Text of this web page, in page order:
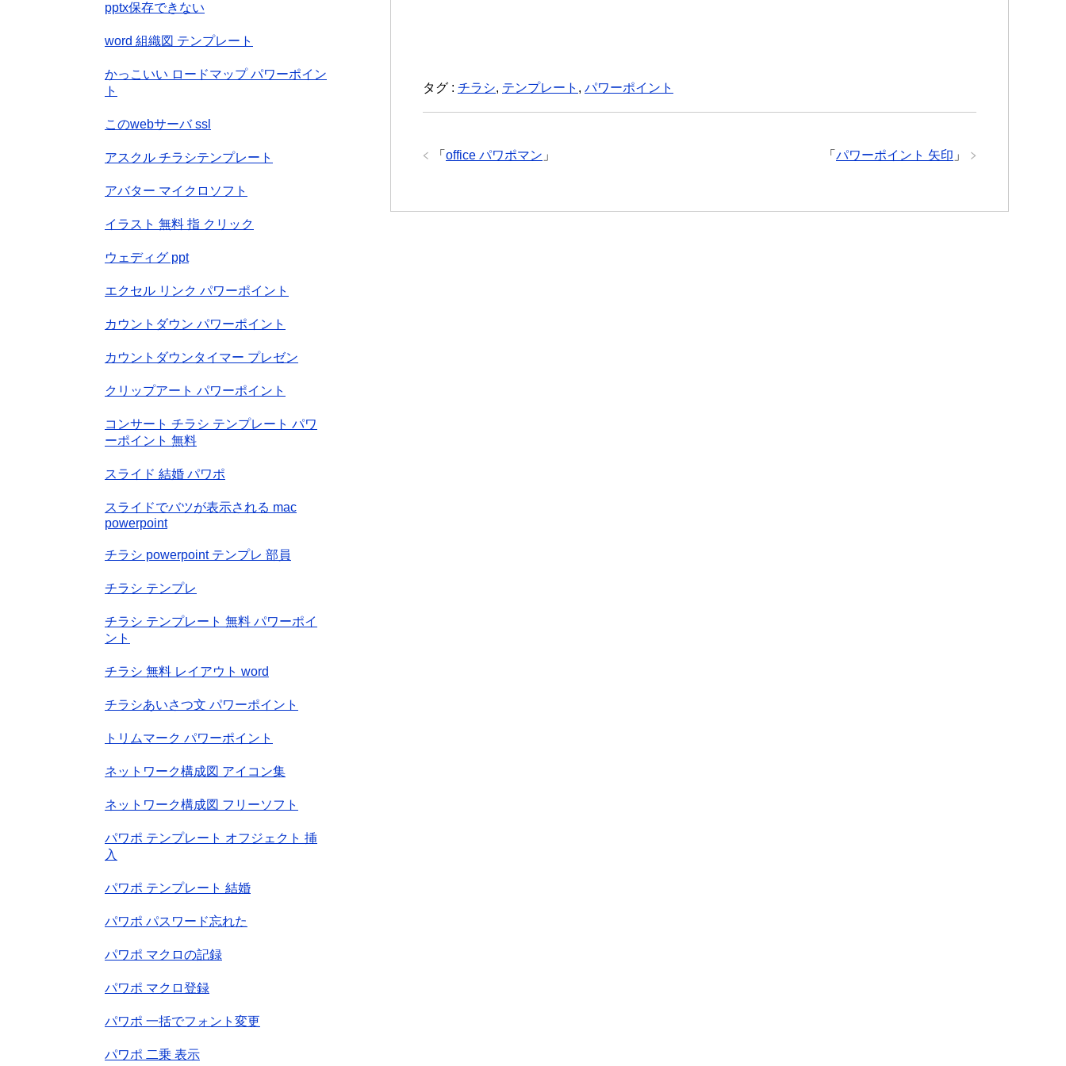
タグ : チラシ, テンプレート , パワーポイント
「 パワーポイント 矢印 」
「 office パワポマン 」
pptx保存できない
word 組織図 テンプレート
かっこいい ロードマップ パワーポイン
ト
このwebサーバ ssl
アスクル チラシテンプレート
アバター マイクロソフト
イラスト 無料 指 クリック
ウェディグ ppt
エクセル リンク パワーポイント
カウントダウン パワーポイント
カウントダウンタイマー プレゼン
クリップアート パワーポイント
コンサート チラシ テンプレート パワ
ーポイント 無料
スライド 結婚 パワポ
スライドでバツが表示される mac
powerpoint
チラシ powerpoint テンプレ 部員
チラシ テンプレ
チラシ テンプレート 無料 パワーポイ
ント
チラシ 無料 レイアウト word
チラシあいさつ文 パワーポイント
トリムマーク パワーポイント
ネットワーク構成図 アイコン集
ネットワーク構成図 フリーソフト
パワポ テンプレート オフジェクト 挿
入
パワポ テンプレート 結婚
パワポ パスワード忘れた
パワポ マクロの記録
パワポ マクロ登録
パワポ 一括でフォント変更
パワポ 二乗 表示